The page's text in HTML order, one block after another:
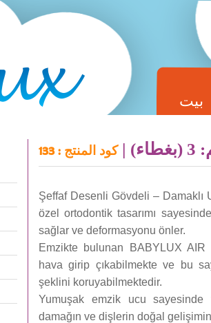
بيت
| كود المنتج :133
Şeffaf Desenli Gövdeli –
özel ortodontik tasarımı
sağlar ve deformasyonu önler.
Emzikte bulunan BABYLUX
hava girip çıkabilmekte ve bu
şeklini koruyabilmektedir.
Yumuşak emzik ucu sayesinde
damağın ve dişlerin doğal